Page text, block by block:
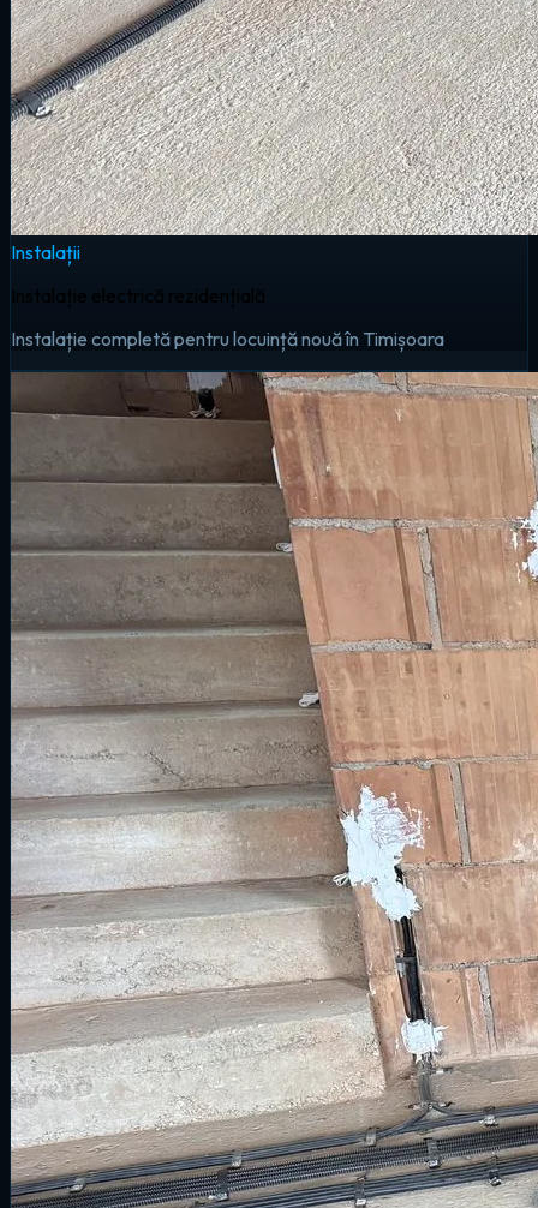
Instalații
Instalație electrică rezidențială
Instalație completă pentru locuință nouă în Timișoara